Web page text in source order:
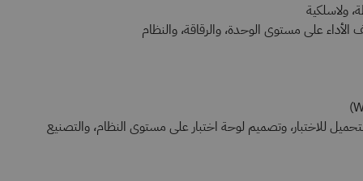
ولاسلكية
الأداء على مستوى الوحدة، والرقاقة، والنظام
للاختبار، وتصميم لوحة اختبار على مستوى النظام، والتصنيع